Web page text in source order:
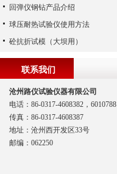
回弹仪钢钻产品介绍
球压耐热试验仪使用方法
砼抗折试模（大坝用）
联系我们
沧州路仪试验仪器有限公司
电话：86-0317-4608382，6010788
传真：86-0317-4608387
地址：沧州西开发区33号
邮编：062250